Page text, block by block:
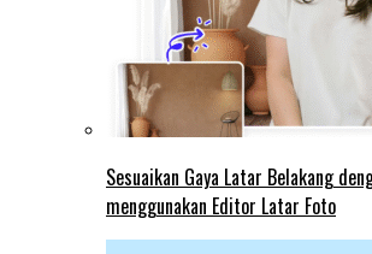
Sesuaikan Gaya Latar Belakang
menggunakan Editor Latar Foto